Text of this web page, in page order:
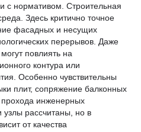
с нормативом. Строительная
Здесь критично точное
фасадных и несущих
перерывов. Даже
повлиять на
контура или
Особенно чувствительны
плит, сопряжение балконных
инженерных
узлы рассчитаны, но в
от качества